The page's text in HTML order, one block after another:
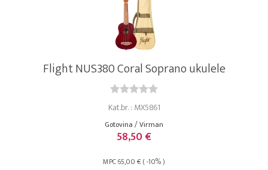
Flight NUS380 Coral Soprano ukulele
Kat.br. : MX5861
Gotovina / Virman
58,50 €
MPC 65,00 € ( -10% )